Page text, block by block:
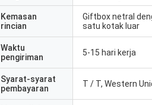
Kemasan
rincian
Giftbox netral
satu kotak luar
Waktu
pengiriman
5-15 hari kerja
Syarat-syarat
pembayaran
T / T, Western